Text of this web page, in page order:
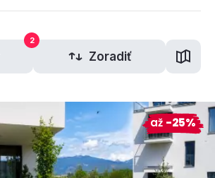
2
Zoradiť
až -25%